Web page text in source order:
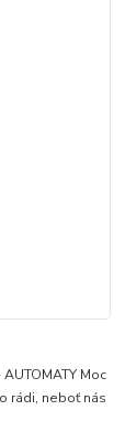
Moc
rádi, neboť nás